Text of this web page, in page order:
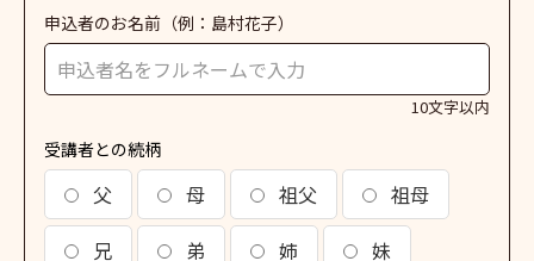
申込者のお名前 （例：島村花子）
10文字以内
受講者との続柄
父 母 祖父
祖母
兄
弟 姉
妹